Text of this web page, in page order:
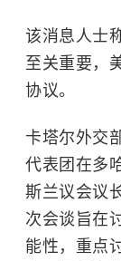
该消息人士
至关重要，
协议。
卡塔尔外交
代表团在多
斯兰议会议
次会谈旨在
能性，重点